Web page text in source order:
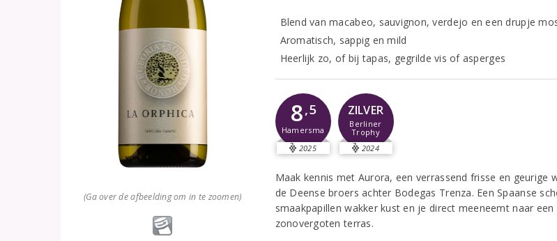
(Ga over de afbeelding om in te zoomen)
Blend van macabeo, sauvignon, verdejo en een drupje
Aromatisch, sappig en mild
Heerlijk zo, of bij tapas, gegrilde vis of asperges
8,5
Hamersma
2025
ZILVER
Berliner
Trophy
2024
Maak kennis met Aurora, een verrassend frisse en geurige
de Deense broers achter Bodegas Trenza. Een Spaanse
smaakpapillen wakker kust en je direct meeneemt naar een
zonovergoten terras.